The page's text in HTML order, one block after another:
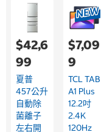
$42,6
99
夏普
457公升
自動除
菌離子
左右開
$7,09
9
TCL TAB
A1 Plus
12.2吋
2.4K
120Hz